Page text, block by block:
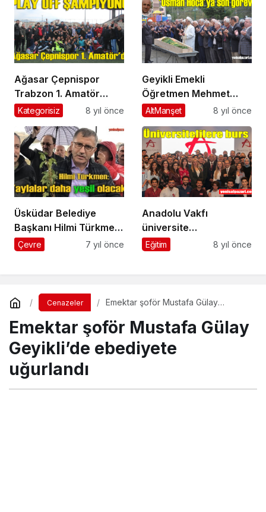
Ağasar Çepnispor
Trabzon 1. Amatör
Küme’ye yükseldi
Kategorisiz 8 yıl önce
Geyikli Emekli
Öğretmen Mehmet
Özgül’ü ebediyete
AltManşet 8 yıl önce
Üsküdar Belediye
Başkanı Hilmi Türkmen:
“Yaylalarımız daha
Çevre 7 yıl önce
Anadolu Vakfı
üniversite
öğrencilerine burs
Eğitim 8 yıl önce
Cenazeler
Emektar şoför Mustafa Gülay
Emektar şoför Mustafa Gülay
Geyikli’de ebediyete
uğurlandı